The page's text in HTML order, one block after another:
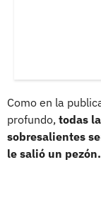
Como en la
profundo, todas
sobresalientes
le salió un pezón.